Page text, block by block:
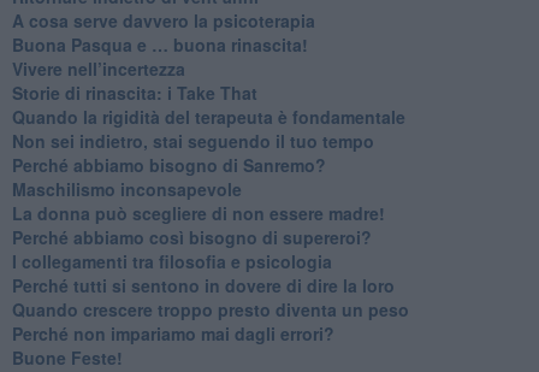
​A cosa serve davvero la psicoterapia
​Buona Pasqua e … buona rinascita!
​Vivere nell’incertezza
​Storie di rinascita: i Take That
​Quando la rigidità del terapeuta è fondamentale
​Non sei indietro, stai seguendo il tuo tempo
​Perché abbiamo bisogno di Sanremo?
​Maschilismo inconsapevole
​La donna può scegliere di non essere madre!
​Perché abbiamo così bisogno di supereroi?
​I collegamenti tra filosofia e psicologia
​Perché tutti si sentono in dovere di dire la loro
​Quando crescere troppo presto diventa un peso
​Perché non impariamo mai dagli errori?
​Buone Feste!